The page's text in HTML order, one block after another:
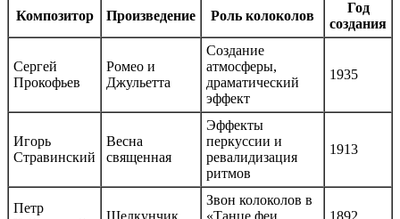
Композитор Произведение Роль колоколов
Год
создания
Сергей
Прокофьев
Ромео и
Джульетта
Создание
атмосферы,
драматический
эффект
1935
Игорь
Стравинский
Весна
священная
Эффекты
перкуссии и
ревалидизация
ритмов
1913
Петр
Звон колоколов в